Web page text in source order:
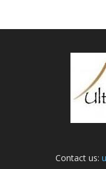
Contact us: